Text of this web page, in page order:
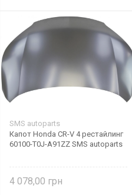
SMS autoparts
Капот Honda CR-V 4 рестайлинг
60100-T0J-A91ZZ SMS autoparts
4 078,00